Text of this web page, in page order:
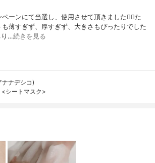
ーンにて当選し、使用させて頂きました🙇‍♀️た
薄すぎず、厚すぎず、大きさもぴったりでした
り…続きを見る
ナデシコ)
<シートマスク>